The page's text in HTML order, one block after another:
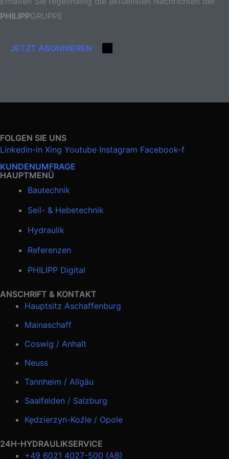
PHILIPPGRUPPE
JETZT ABONNIEREN
FOLGEN SIE UNS
Linkedin-in Xing Youtube Instagram Facebook-f
KUNDENUMFRAGE
HAUPTMENÜ
Bautechnik
Seil- & Hebetechnik
Hydraulik
Referenzen
PHILIPP Digital
ANSCHRIFT & KONTAKT
Hauptsitz Aschaffenburg
Mainaschaff
Coswig / Anhalt
Neuss
Tannheim / Allgäu
Saalfelden / Salzburg
Kędzierzyn-Koźle / Opole
24H-HYDRAULIKSERVICE
+49 6021 4027-500 (AB)